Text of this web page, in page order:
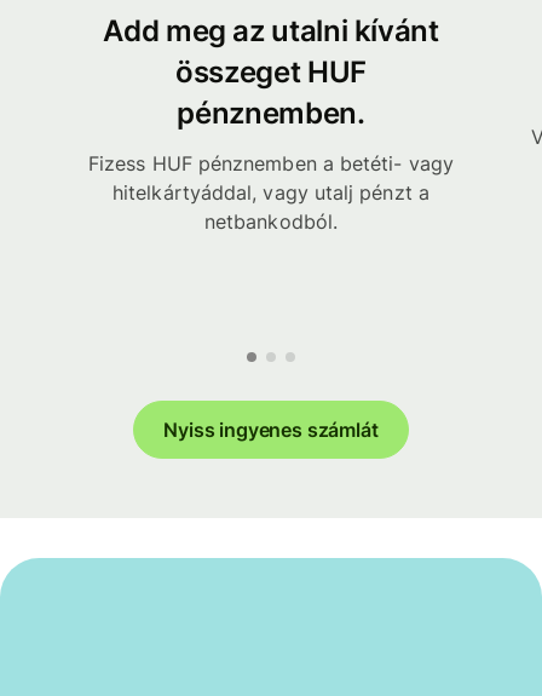
Add meg az utalni kívánt
összeget HUF
pénznemben.
Fizess HUF pénznemben a betéti- vagy
hitelkártyáddal, vagy utalj pénzt a
netbankodból.
Nyiss ingyenes számlát